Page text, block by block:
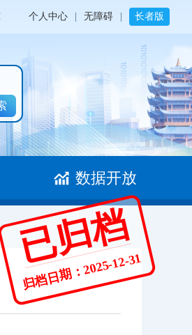
已归档
归档日期：2025-12-31
个人中心 无障碍 长者版
数据开放